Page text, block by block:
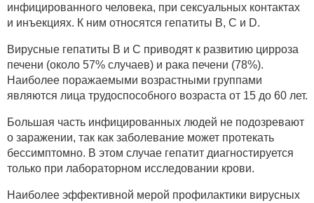
инфицированного человека, при сексуальных контактах
и инъекциях. К ним относятся гепатиты В, С и D.
Вирусные гепатиты В и С приводят к развитию цирроза
печени (около 57% случаев) и рака печени (78%).
Наиболее поражаемыми возрастными группами
являются лица трудоспособного возраста от 15 до 60 лет.
Большая часть инфицированных людей не подозревают
о заражении, так как заболевание может протекать
бессимптомно. В этом случае гепатит диагностируется
только при лабораторном исследовании крови.
Наиболее эффективной мерой профилактики вирусных